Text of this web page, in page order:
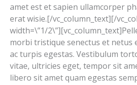
amet est et sapien ullamcorper
erat wisie.[/vc_column_text][/
width=\”1/
morbi tristique senectus et netus
ac turpis egestas. Vestibulum
vitae, ultricies eget, tempor sit
libero sit amet quam egestas